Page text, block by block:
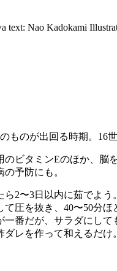
text: Nao Kadokami
ものが出回る時期。16
ビタミンEのほか、
予防にも。
2〜3日以内に茹でよ
圧を抜き、40〜50分
番だが、サラダにし
レを作って和えるだ